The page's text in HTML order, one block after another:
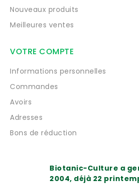
Nouveaux produits
Meilleures ventes
VOTRE COMPTE
Informations personnelles
Commandes
Avoirs
Adresses
Bons de réduction
Biotanic-Culture a
2004, déjà 22